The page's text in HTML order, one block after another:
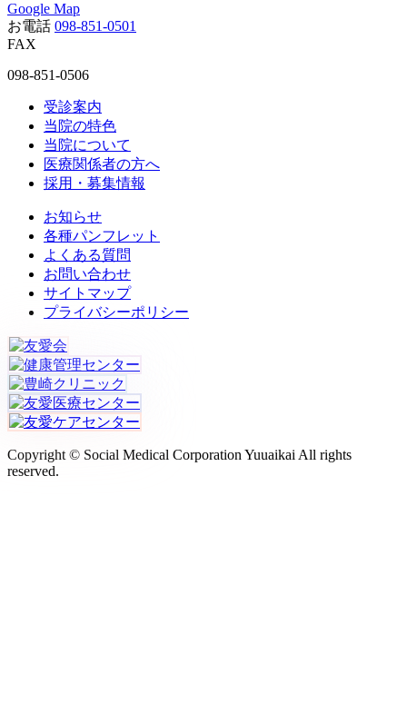
Google Map
お電話 098-851-0501
FAX
098-851-0506
受診案内
当院の特色
当院について
医療関係者の方へ
採用・募集情報
お知らせ
各種パンフレット
よくある質問
お問い合わせ
サイトマップ
プライバシーポリシー
Copyright © Social Medical Corporation Yuuaikai All rights
reserved.